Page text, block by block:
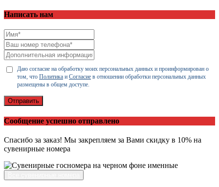
Написать нам
Даю согласие на обработку моих персональных данных и проинформирован о
том, что Политика и Согласие в отношении обработки персональных данных
размещены в общем доступе.
Отправить
Сообщение успешно отправлено
Спасибо за заказ! Мы закрепляем за Вами скидку в 10% на
сувенирные номера